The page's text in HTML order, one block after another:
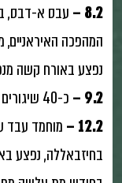
8.2 –
עבס א-דבס,
המהפכה האיראניים,
נפצע באורח קשה
9.2 –
כ-40 שיגורים לעבר בסיס צה"ל בצפון הגולן
12.2 –
מוחמד עבד